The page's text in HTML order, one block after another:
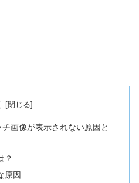
画像が表示されない原因と
？
原因